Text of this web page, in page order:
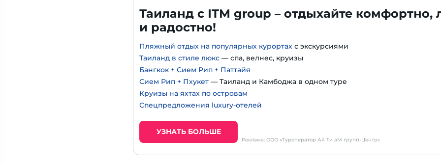
Таиланд с ITM group – отдыхайте комфортно,
и радостно!
Пляжный отдых на популярных курортах с экскурсиями
Таиланд в стиле люкс — спа, велнес, круизы
Бангкок + Сием Рип + Паттайя
Сием Рип + Пхукет — Таиланд и Камбоджа в одном туре
Круизы на яхтах по островам
Спецпредложения luxury-отелей
УЗНАТЬ БОЛЬШЕ
Реклама: ООО «Туроператор Ай Ти эМ групп-Центр»